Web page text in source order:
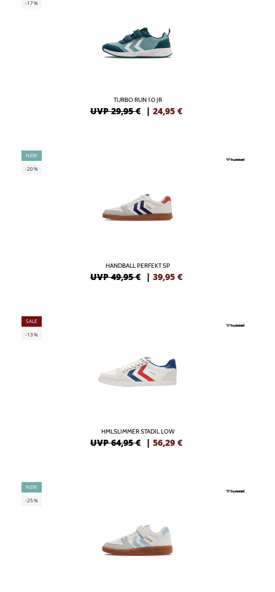
-17%
TURBO RUN 1.0 JR
UVP 29,95 € | 24,95 €
NEW
-20%
HANDBALL PERFEKT SP
UVP 49,95 € | 39,95 €
SALE
-13%
HMLSLIMMER STADIL LOW
UVP 64,95 € | 56,29 €
NEW
-25%